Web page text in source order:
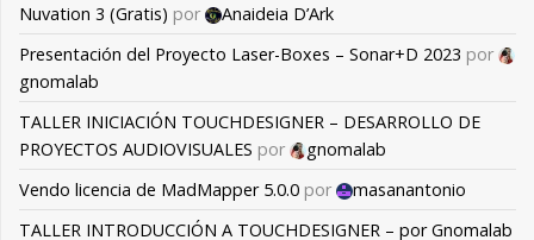
Nuvation 3 (Gratis) por
Anaideia D’Ark
Presentación del Proyecto Laser-Boxes – Sonar+D 2023 por
gnomalab
TALLER INICIACIÓN TOUCHDESIGNER – DESARROLLO DE
PROYECTOS AUDIOVISUALES por
gnomalab
Vendo licencia de MadMapper 5.0.0 por
masanantonio
TALLER INTRODUCCIÓN A TOUCHDESIGNER – por Gnomalab